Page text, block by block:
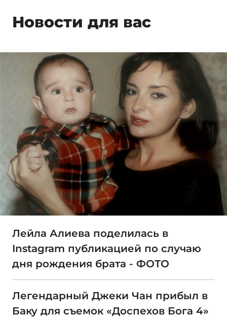
Новости для вас
Лейла Алиева поделилась в
Instagram публикацией по случаю
дня рождения брата - ФОТО
Легендарный Джеки Чан прибыл в
Баку для съемок «Доспехов Бога 4»